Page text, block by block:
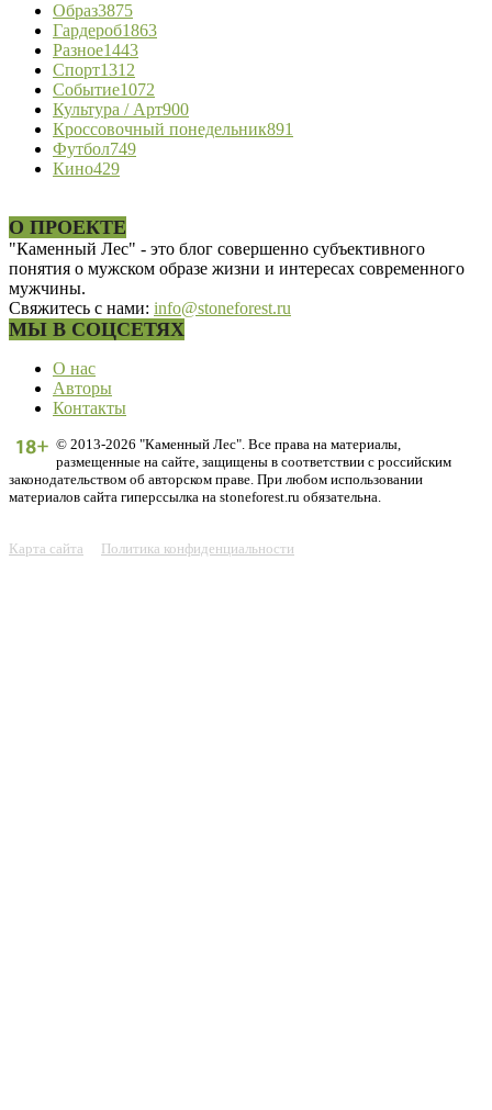
Образ3875
Гардероб1863
Разное1443
Спорт1312
Событие1072
Культура / Арт900
Кроссовочный понедельник891
Футбол749
Кино429
О ПРОЕКТЕ
"Каменный Лес" - это блог совершенно субъективного
понятия о мужском образе жизни и интересах современного
мужчины.
Свяжитесь с нами: info@stoneforest.ru
МЫ В СОЦСЕТЯХ
О нас
Авторы
Контакты
© 2013-2026 "Каменный Лес". Все права на материалы,
размещенные на сайте, защищены в соответствии с российским
законодательством об авторском праве. При любом использовании
материалов сайта гиперссылка на stoneforest.ru обязательна.
Карта сайта Политика конфиденциальности